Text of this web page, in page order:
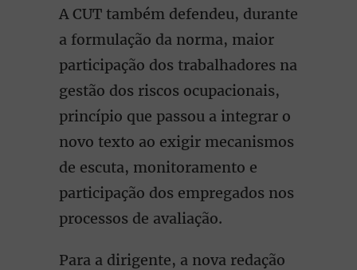
A CUT também defendeu, durante
a formulação da norma, maior
participação dos trabalhadores na
gestão dos riscos ocupacionais,
princípio que passou a integrar o
novo texto ao exigir mecanismos
de escuta, monitoramento e
participação dos empregados nos
processos de avaliação.
Para a dirigente, a nova redação